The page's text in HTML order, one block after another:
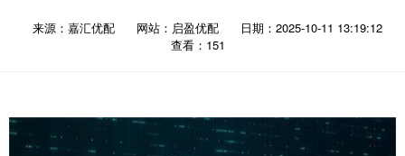
来源：嘉汇优配 网站：启盈优配
日期：2025-10-11 13:19:12
查看：151